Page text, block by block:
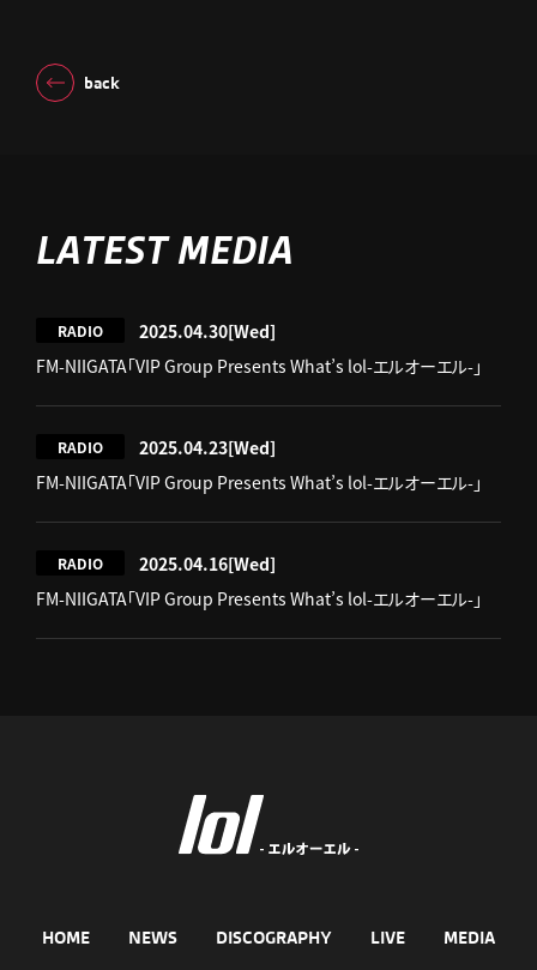
back
LATEST MEDIA
RADIO 2025.04.30[Wed]
FM-NIIGATA「VIP Group Presents What’s lol-エルオーエル-」
RADIO 2025.04.23[Wed]
FM-NIIGATA「VIP Group Presents What’s lol-エルオーエル-」
RADIO 2025.04.16[Wed]
FM-NIIGATA「VIP Group Presents What’s lol-エルオーエル-」
HOME NEWS DISCOGRAPHY LIVE MEDIA